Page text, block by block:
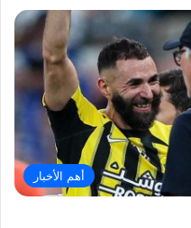
أهم الأخبار